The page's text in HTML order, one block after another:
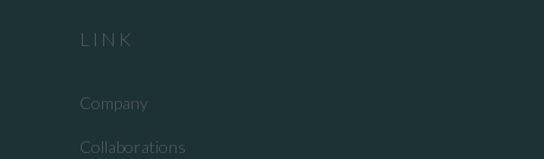
LINK
Company
Collaborations